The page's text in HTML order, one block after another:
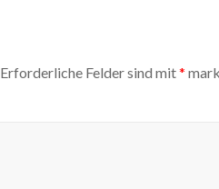
Erforderliche Felder sind mit*